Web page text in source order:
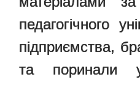
педагогічного
підприємства,
та поринали